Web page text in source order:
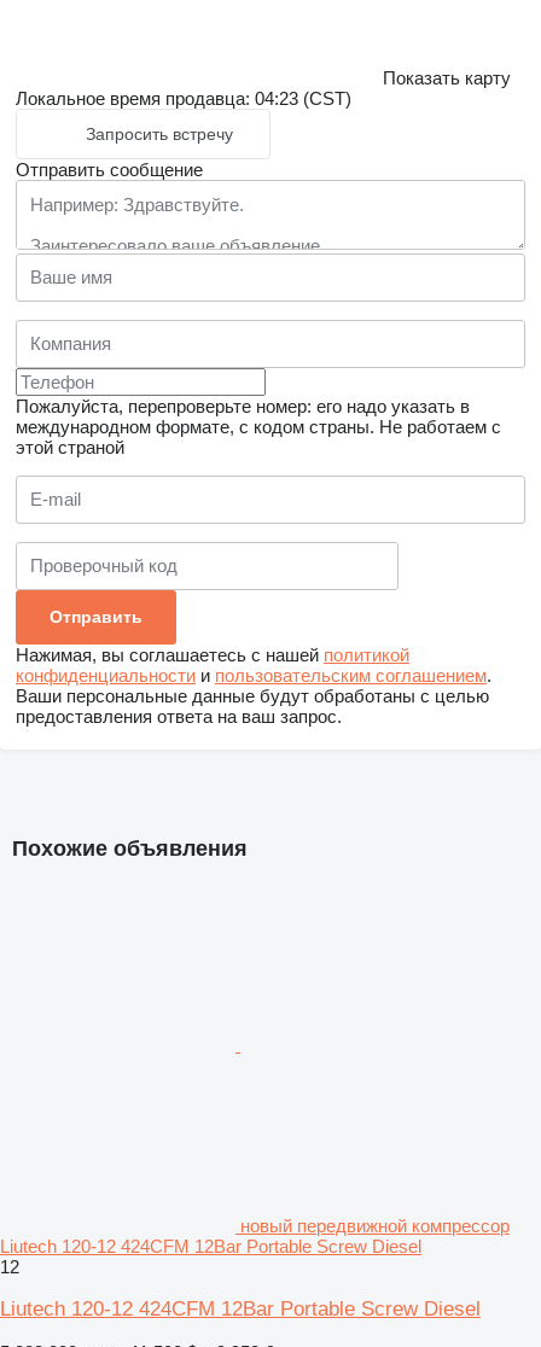
Показать карту
Локальное время продавца: 04:23 (CST)
Запросить встречу
Отправить сообщение
Пожалуйста, перепроверьте номер: его надо указать в
международном формате, с кодом страны. Не работаем с
этой страной
Нажимая, вы соглашаетесь с нашей политикой
конфиденциальности и пользовательским соглашением.
Ваши персональные данные будут обработаны с целью
предоставления ответа на ваш запрос.
Похожие объявления
новый передвижной компрессор
Liutech 120-12 424CFM 12Bar Portable Screw Diesel
12
Liutech 120-12 424CFM 12Bar Portable Screw Diesel